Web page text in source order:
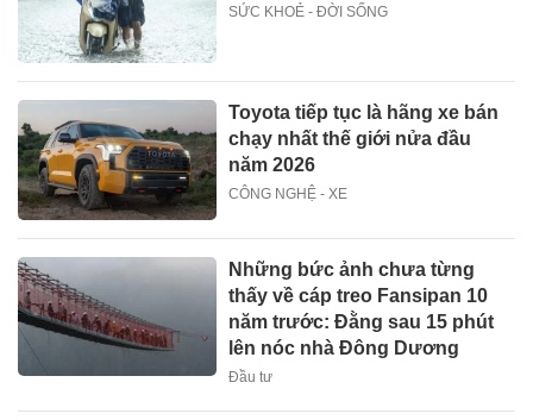
SỨC KHOẺ - ĐỜI SỐNG
Toyota tiếp tục là hãng xe bán
chạy nhất thế giới nửa đầu
năm 2026
CÔNG NGHỆ - XE
Những bức ảnh chưa từng
thấy về cáp treo Fansipan 10
năm trước: Đằng sau 15 phút
lên nóc nhà Đông Dương
Đầu tư